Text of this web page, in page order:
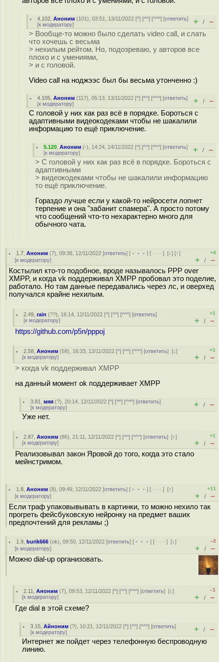
4.102 ,Аноним (101), 03:51, 13/11/2022 [^] [^^] [^^^] [ответить]
[к модератору] + / –
> Вообще-то можно было сделать video call, и слать
что хочешь с весьма
> нехилым рейтом. Но, подозреваю, у авторов все
плохо и с умениями,
> и с головой.
Video call на ноджээс был бы весьма утонченно :)
4.105 ,Аноним (117), 05:13, 13/11/2022 [^] [^^] [^^^] [ответить]
[к модератору] + / –
С головой у них как раз всё в порядке. Бороться с
адаптивными видеокодеками чтобы не шакалили
информацию то ещё приключение.
5.120 ,Аноним (-), 14:24, 14/11/2022 [^] [^^] [^^^] [ответить]
[к модератору] + / –
> С головой у них как раз всё в порядке. Бороться с
адаптивными
> видеокодеками чтобы не шакалили информацию
то ещё приключение.
Гораздо лучше если у какой-то нейросети лопнет
терпение и она "забанит спамера". А просто потому
что сообщений что-то нехарактерно много для
обычного чата.
1.7 ,Аноним (7), 09:38, 12/11/2022 [ответить] [ ﹢﹢﹢] [ · · ·][↓] [↑]
[к модератору]
+4
+ / –
Костылил кто-то подобное, вроде называлось PPP over
XMPP, и когда vk поддерживал XMPP пробовал это поделие,
работало. Но там данные передавались через лс, и оверхед
получался крайне нехилым.
2.49 ,rain (??), 16:14, 12/11/2022 [^] [^^] [^^^] [ответить]
[к модератору]
+1
+ / –
https://github.com/p5n/pppoj
2.58 ,Аноним (58), 16:33, 12/11/2022 [^] [^^] [^^^] [ответить][↓]
[к модератору]
+1
+ / –
> когда vk поддерживал XMPP
на данный момент ok поддерживает XMPP
3.81 ,мяя (?), 20:14, 12/11/2022 [^] [^^] [^^^] [ответить]
[к модератору] + / –
Уже нет.
2.87 ,Аноним (86), 21:11, 12/11/2022 [^] [^^] [^^^] [ответить][↑]
[к модератору]
+1
+ / –
Реализовывал закон Яровой до того, когда это стало
мейнстримом.
1.8 ,Аноним (8), 09:49, 12/11/2022 [ответить] [ ﹢﹢﹢] [ · · ·][↑]
[к модератору]
+11
+ / –
Если траф упаковывывать в картинки, то можно нехило так
прогреть фейсбуковскую нейронку на предмет ваших
предпочтений для рекламы ;)
1.9 ,burik666 (ok), 09:50, 12/11/2022 [ответить] [ ﹢﹢﹢] [ · · ·][↓]
[к модератору]
–2
+ / –
Можно dial-up организовать.
2.11 ,Аноним (7), 09:53, 12/11/2022 [^] [^^] [^^^] [ответить][↓]
[к модератору]
–1
+ / –
Где dial в этой схеме?
3.15 ,Айноним (?), 10:21, 12/11/2022 [^] [^^] [^^^] [ответить]
[к модератору] + / –
Интернет же пойдет через телефонную беспроводную
линию.